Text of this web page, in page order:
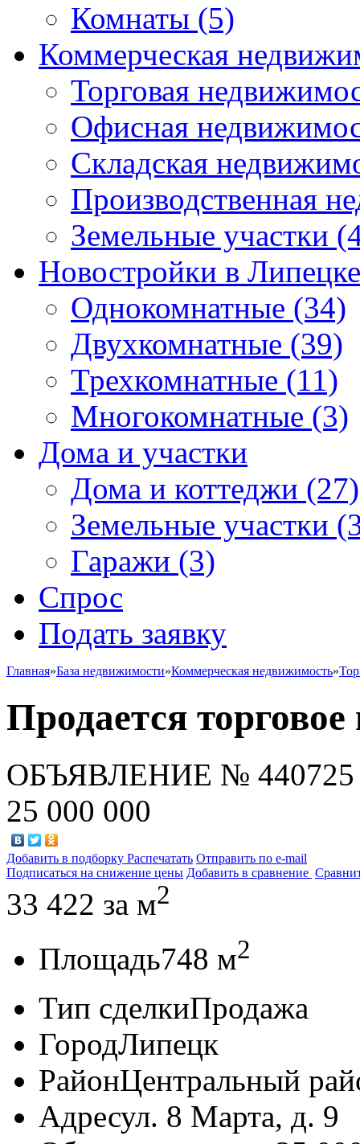
Комнаты (5)
Коммерческая
Торговая
Офисная
Складская
Производственная
Земельные участки
Новостройки в Липецке
Однокомнатные (34)
Двухкомнатные (39)
Трехкомнатные (11)
Многокомнатные (3)
Дома и участки
Дома и коттеджи (27)
Земельные участки
Гаражи (3)
Спрос
Подать заявку
Главная»База недвижимости»Коммерческая недвижимость»
Продается
ОБЪЯВЛЕНИЕ № 440725
25 000 000
Добавить в подборку Распечатать Отправить по e-mail
Подписаться на снижение цены Добавить в сравнение
33 422 за м2
Площадь748 м2
Тип сделкиПродажа
ГородЛипецк
РайонЦентральный
Адресул. 8 Марта, д. 9